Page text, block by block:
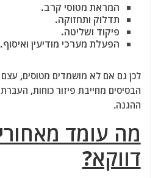
המראת מטוסי קרב.
תדלוק ותחזוקה.
פיקוד ושליטה.
הפעלת מערכי מודיעין ואיסוף.
לכן גם אם לא מושמדים מטוסים,
הבסיסים מחייבת פיזור כוחות,
ההגנה.
מה עומד
דווקא?